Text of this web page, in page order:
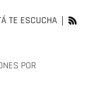
TE ESCUCHA
POR